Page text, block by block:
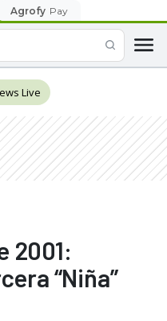
Agrofy Pay
Live
2001:
“Niña”